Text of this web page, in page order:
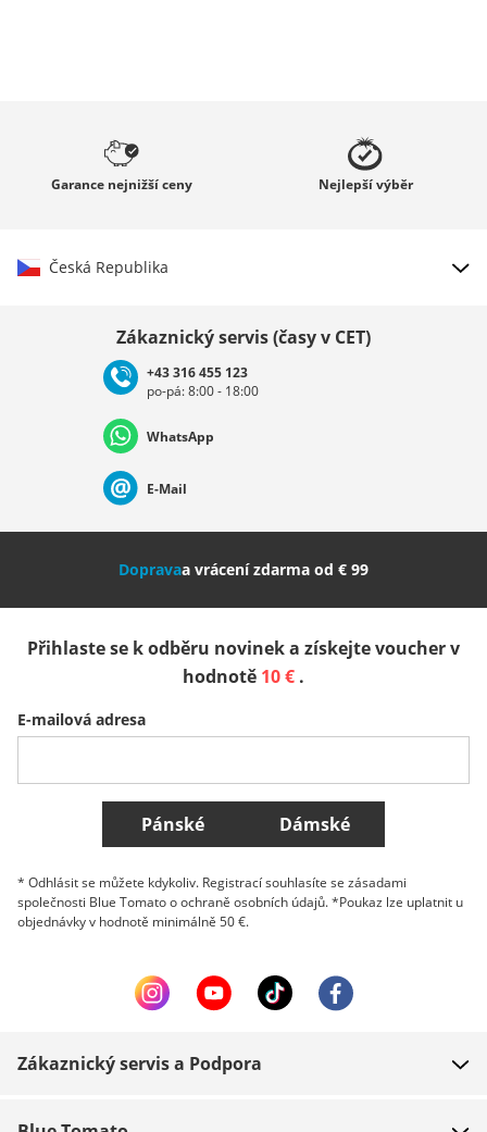
Garance nejnižší ceny Nejlepšívýběr
Česká Republika
Deutschland Österreich
Nederland Italia (Italiano) Italien (Deutsch)
Slovenija
Belgique (Français) Danmark Norge
Všechny země
Zákaznický servis (časy v CET)
+43 316 455 123
po-pá: 8:00 - 18:00
WhatsApp
E-Mail
Dopravaa vrácení zdarma od € 99
Přihlaste se k odběru novinek a získejte voucher v
hodnotě 10 € .
E-mailová adresa
Pánské Dámské
* Odhlásit se můžete kdykoliv. Registrací souhlasíte se zásadami
společnosti Blue Tomato o ochraně osobních údajů. *Poukaz lze uplatnit u
objednávky v hodnotě minimálně 50 €.
Zákaznický servis a Podpora